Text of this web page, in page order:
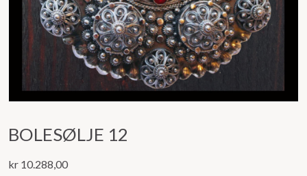
BOLESØLJE 12
kr 10.288,00